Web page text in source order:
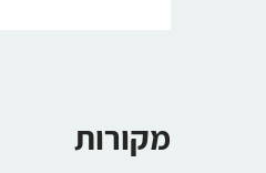
מקורות